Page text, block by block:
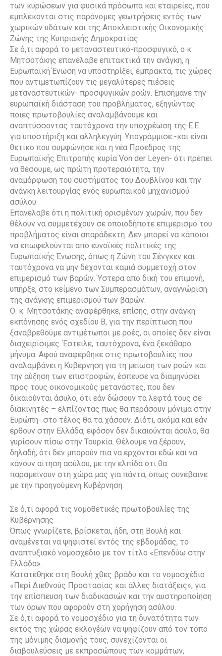
των κυρώσεων για φυσικά πρόσωπα και εταιρείες, που
εμπλέκονται στις παράνομες γεωτρήσεις εντός των
χωρικών υδάτων και της Αποκλειστικής Οικονομικής
Ζώνης της Κυπριακής Δημοκρατίας.
Σε ό,τι αφορά το μεταναστευτικό-προσφυγικό, ο κ.
Μητσοτάκης επανέλαβε επιτακτικά την ανάγκη, η
Ευρωπαϊκή Ένωση να υποστηρίξει, έμπρακτα, τις χώρες
που αντιμετωπίζουν τις μεγαλύτερες πιέσεις
μεταναστευτικών- προσφυγικών ροών. Επισήμανε την
ευρωπαϊκή διάσταση του προβλήματος, εξηγώντας
ποιες πρωτοβουλίες αναλαμβάνουμε και
αναπτύσσοντας ταυτόχρονα την υποχρέωση της Ε.Ε.
για υποστήριξη και αλληλεγγύη. Υπογράμμισε -και είναι
θετικό που συμφώνησε και η νέα Πρόεδρος της
Ευρωπαϊκής Επιτροπής κυρία Von der Leyen- ότι πρέπει
να θέσουμε, ως πρώτη προτεραιότητα, την
αναμόρφωση του συστήματος του Δουβλίνου και την
ανάγκη λειτουργίας ενός ευρωπαϊκού μηχανισμού
ασύλου.
Επανέλαβε ότι η πολιτική ορισμένων χωρών, που δεν
θέλουν να συμμετέχουν σε οποιοδήποτε επιμερισμό του
προβλήματος είναι απαράδεκτη. Δεν μπορεί να κάποιοι
να επωφελούνται από ευνοϊκές πολιτικές της
Ευρωπαϊκής Ένωσης, όπως η Ζώνη του Σένγκεν και
ταυτόχρονα να μην δέχονται καμιά συμμετοχή στον
επιμερισμό των βαρών. Ύστερα από δική του επιμονή,
υπήρξε, στο κείμενο των Συμπερασμάτων, αναγνώριση
της ανάγκης επιμερισμού των βαρών.
Ο. κ. Μητσοτάκης αναφέρθηκε, επίσης, στην ανάγκη
εκπόνησης ενός σχεδίου Β, για την περίπτωση που
ξαναβρεθούμε αντιμέτωποι με ροές, οι οποίες δεν είναι
διαχειρίσιμες. Έστειλε, ταυτόχρονα, ένα ξεκάθαρο
μήνυμα: Αφού αναφέρθηκε στις πρωτοβουλίες που
αναλαμβάνει η Κυβέρνηση για τη μείωση των ροών και
την αύξηση των επιστροφών, έσπευσε να διαμηνύσει
προς τους οικονομικούς μετανάστες, που δεν
δικαιούνται άσυλο, ότι εάν δώσουν τα λεφτά τους σε
διακινητές – ελπίζοντας πως θα περάσουν μόνιμα στην
Ευρώπη- στο τέλος θα τα χάσουν. Διότι, ακόμα και εάν
έρθουν στην Ελλάδα, εφόσον δεν δικαιούνται άσυλο, θα
γυρίσουν πίσω στην Τουρκία. Θέλουμε να ξέρουν,
δηλαδή, ότι δεν μπορούν πια να έρχονται εδώ και να
κάνουν αίτηση ασύλου, με την ελπίδα ότι θα
παραμείνουν στη χώρα μας για πάντα, όπως συνέβαινε
με την προηγούμενη Κυβέρνηση.
Σε ό,τι αφορά τις νομοθετικές πρωτοβουλίες της
Κυβέρνησης
Όπως γνωρίζετε, βρίσκεται, ήδη, στη Βουλή και
αναμένεται να ψηφιστεί εντός της εβδομάδας, το
αναπτυξιακό νομοσχέδιο με τον τίτλο «Επενδύω στην
Ελλάδα».
Κατατέθηκε στη Βουλή χθες βράδυ και το νομοσχέδιο
«Περί Διεθνούς Προστασίας και άλλες διατάξεις», για
την επίσπευση των διαδικασιών και την αυστηροποίηση
των όρων που αφορούν στη χορήγηση ασύλου.
Σε ό,τι αφορά το νομοσχέδιο για τη δυνατότητα των
εκτός της χώρας εκλογέων να ψηφίζουν από τον τόπο
της μόνιμης διαμονής τους, συνεχίζονται οι
διαβουλεύσεις με εκπροσώπους των κομμάτων,